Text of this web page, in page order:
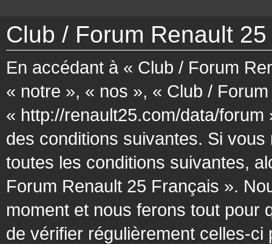
Club / Forum Renault
En accédant à « Club / Forum
« notre », « nos », « Club /
« http://renault25.com/data/
des conditions suivantes. Si vous
toutes les conditions suivantes,
Forum Renault 25 Français ».
moment et nous ferons tout pour
de vérifier régulièrement celles-ci